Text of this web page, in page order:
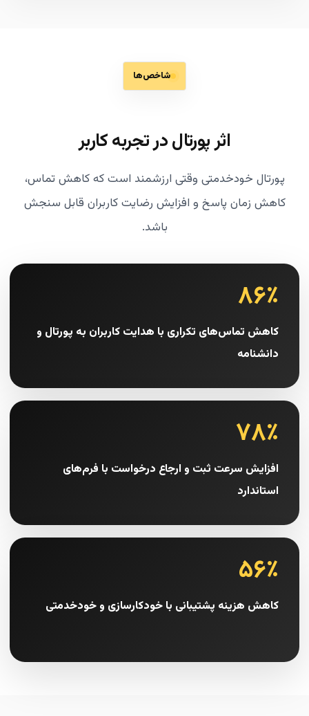
شاخص‌ها
اثر پورتال در تجربه کاربر
پورتال خودخدمتی وقتی ارزشمند است که کاهش تماس،
کاهش زمان پاسخ و افزایش رضایت کاربران قابل سنجش
باشد.
۸۶٪
کاهش تماس‌های تکراری با هدایت کاربران به پورتال و
دانشنامه
۷۸٪
افزایش سرعت ثبت و ارجاع درخواست با فرم‌های
استاندارد
۵۶٪
کاهش هزینه پشتیبانی با خودکارسازی و خودخدمتی